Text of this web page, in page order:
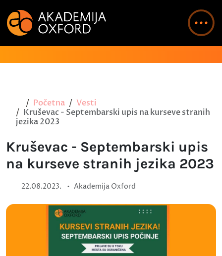
Početna
Vesti
Kruševac - Septembarski upis na kurseve stranih
jezika 2023
Kruševac - Septembarski upis
na kurseve stranih jezika 2023
22.08.2023. • Akademija Oxford